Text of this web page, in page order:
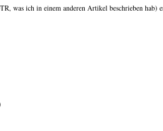
was ich in einem anderen Artikel beschrieben